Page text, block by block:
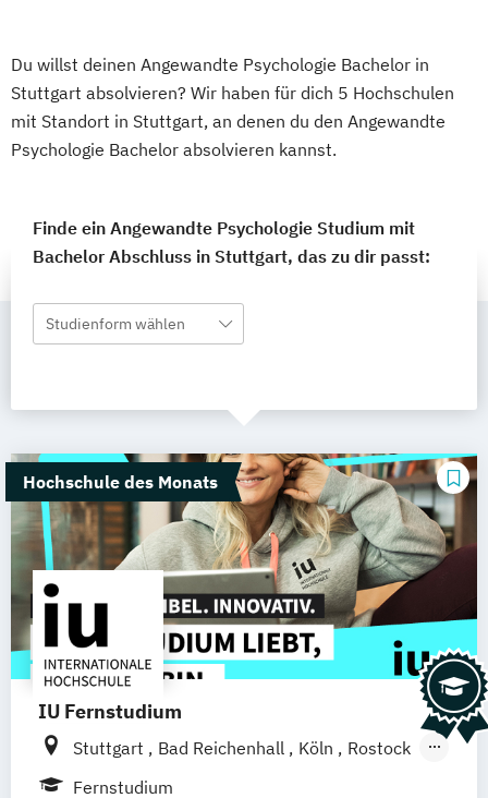
Du willst deinen Angewandte Psychologie Bachelor in
Stuttgart absolvieren? Wir haben für dich 5 Hochschulen
mit Standort in Stuttgart, an denen du den Angewandte
Psychologie Bachelor absolvieren kannst.
Finde ein Angewandte Psychologie Studium mit
Bachelor Abschluss in Stuttgart, das zu dir passt:
Studienform wählen
Hochschule des Monats
IU Fernstudium
Stuttgart Bad Reichenhall Köln
Rostock
Freiburg
Fernstudium